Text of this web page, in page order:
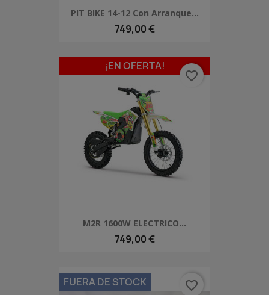
PIT BIKE 14-12 Con Arranque...
749,00 €
M2R 1600W ELECTRICO...
749,00 €
¡EN OFERTA!
favorite_border
FUERA DE STOCK favorite_border